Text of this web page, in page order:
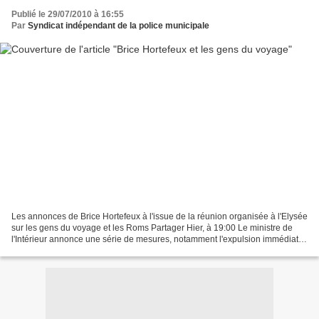
Publié le 29/07/2010 à 16:55
Par Syndicat indépendant de la police municipale
Les annonces de Brice Hortefeux à l'issue de la réunion organisée à l'Elysée
sur les gens du voyage et les Roms Partager Hier, à 19:00 Le ministre de
l'Intérieur annonce une série de mesures, notamment l'expulsion immédiate